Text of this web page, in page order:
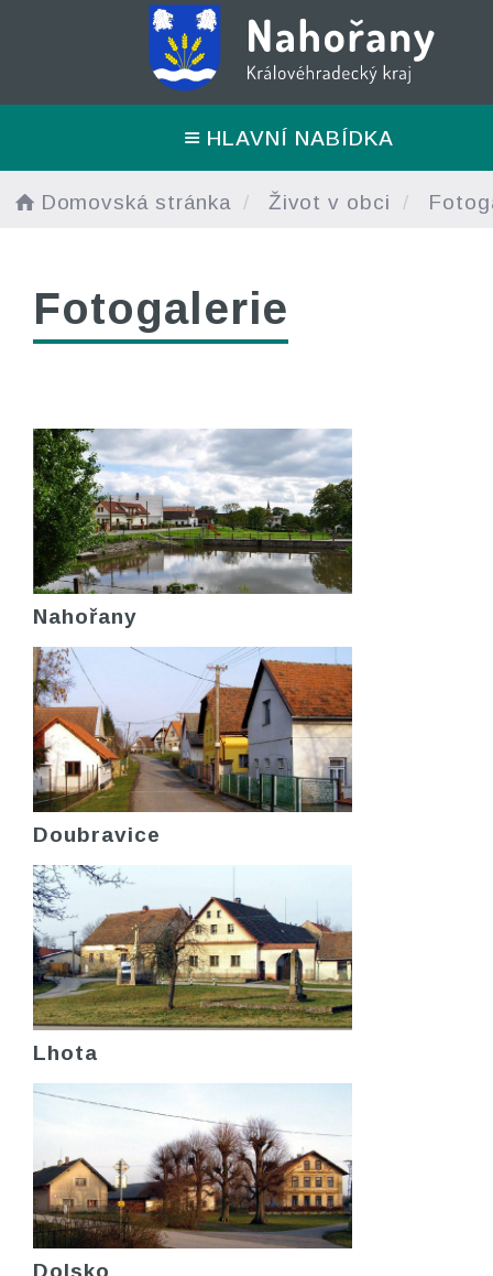
HLAVNÍ NABÍDKA
Domovská stránka Život v obci
Fotogalerie
Nahořany
Doubravice
Lhota
Dolsko